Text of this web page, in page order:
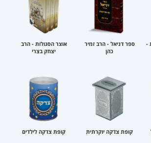
-
ספר דניאל - הרב זמיר
כהן
אוצר הסגולות - הרב
יצחק בצרי
קופת צדקה יוקרתית קופת צדקה לילדים